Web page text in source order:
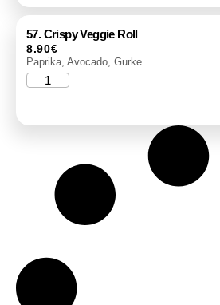
57. Crispy Veggie Roll
8.90€
Paprika, Avocado, Gurke